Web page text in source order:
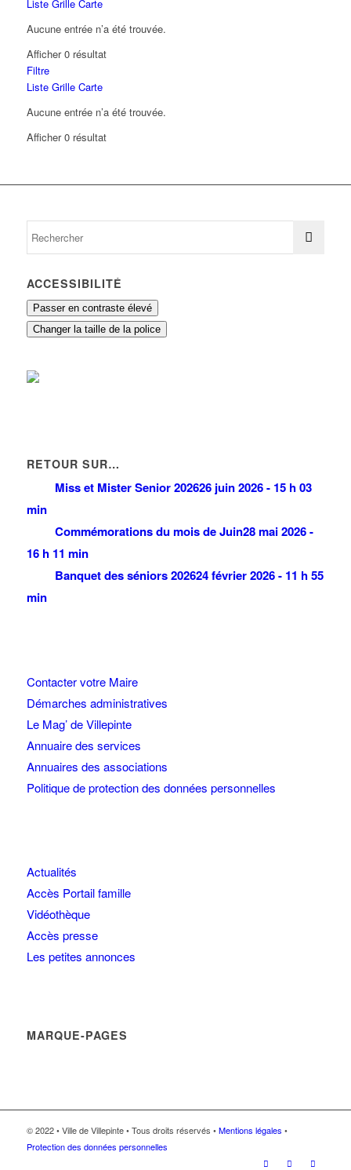
Liste Grille Carte
Aucune entrée n’a été trouvée.
Afficher 0 résultat
Filtre
Liste Grille Carte
Aucune entrée n’a été trouvée.
Afficher 0 résultat
ACCESSIBILITÉ
Passer en contraste élevé
Changer la taille de la police
RETOUR SUR…
Miss et Mister Senior 202626 juin 2026 - 15 h 03
min
Commémorations du mois de Juin28 mai 2026 -
16 h 11 min
Banquet des séniors 202624 février 2026 - 11 h 55
min
Contacter votre Maire
Démarches administratives
Le Mag’ de Villepinte
Annuaire des services
Annuaires des associations
Politique de protection des données personnelles
Actualités
Accès Portail famille
Vidéothèque
Accès presse
Les petites annonces
MARQUE-PAGES
© 2022 • Ville de Villepinte • Tous droits réservés •Mentions légales •
Protection des données personnelles